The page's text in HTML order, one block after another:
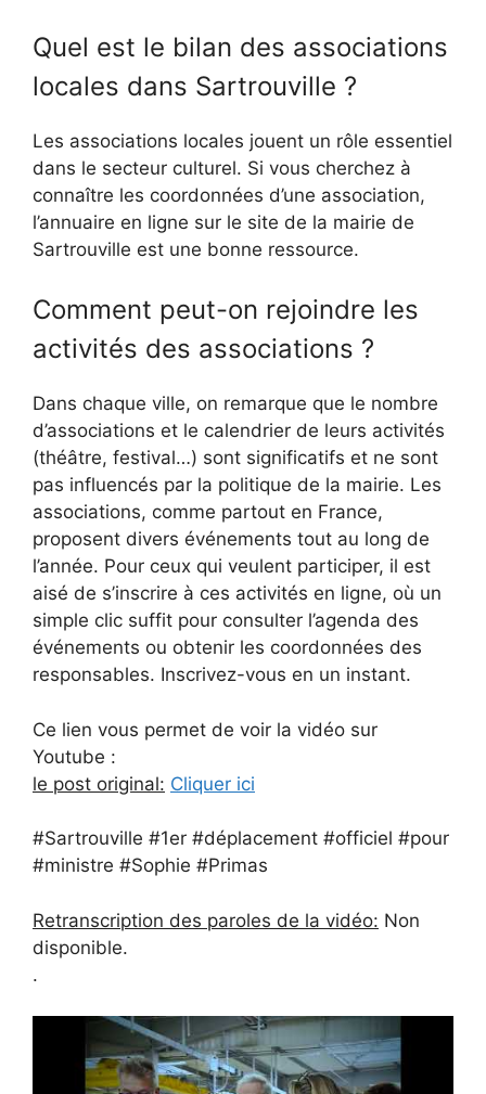
Quel est le bilan des associations
locales dans Sartrouville ?
Les associations locales jouent un rôle essentiel
dans le secteur culturel. Si vous cherchez à
connaître les coordonnées d’une association,
l’annuaire en ligne sur le site de la mairie de
Sartrouville est une bonne ressource.
Comment peut-on rejoindre les
activités des associations ?
Dans chaque ville, on remarque que le nombre
d’associations et le calendrier de leurs activités
(théâtre, festival…) sont significatifs et ne sont
pas influencés par la politique de la mairie. Les
associations, comme partout en France,
proposent divers événements tout au long de
l’année. Pour ceux qui veulent participer, il est
aisé de s’inscrire à ces activités en ligne, où un
simple clic suffit pour consulter l’agenda des
événements ou obtenir les coordonnées des
responsables. Inscrivez-vous en un instant.
Ce lien vous permet de voir la vidéo sur
Youtube :
le post original: Cliquer ici
#Sartrouville #1er #déplacement #officiel #pour
#ministre #Sophie #Primas
Retranscription des paroles de la vidéo: Non
disponible.
.